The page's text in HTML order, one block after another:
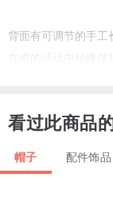
背面有可调节的手工
在您的活动中始终
升您的风格。
采用日本亚麻棉混纺
看过此商品
帽子 配件饰品